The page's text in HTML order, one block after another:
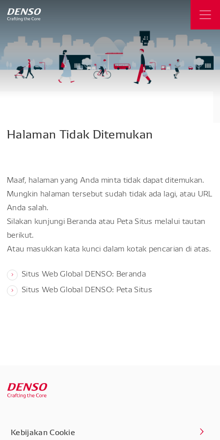
Halaman Tidak Ditemukan
Maaf, halaman yang Anda minta tidak dapat ditemukan.
Mungkin halaman tersebut sudah tidak ada lagi, atau URL
Anda salah.
Silakan kunjungi Beranda atau Peta Situs melalui tautan
berikut.
Atau masukkan kata kunci dalam kotak pencarian di atas.
Situs Web Global DENSO: Beranda
Situs Web Global DENSO: Peta Situs
Kebijakan Cookie